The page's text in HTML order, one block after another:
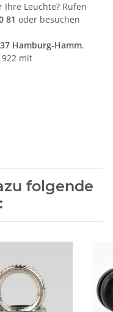
Ihre Leuchte? Rufen
81 oder besuchen
Hamburg-Hamm.
mit
folgende